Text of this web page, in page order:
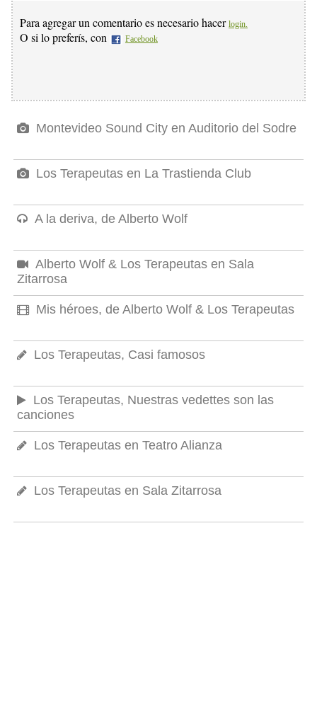
Para agregar un comentario es necesario hacer login.
O si lo preferís, con Facebook
Montevideo Sound City en Auditorio del Sodre
Los Terapeutas en La Trastienda Club
A la deriva, de Alberto Wolf
Alberto Wolf & Los Terapeutas en Sala
Zitarrosa
Mis héroes, de Alberto Wolf & Los Terapeutas
Los Terapeutas, Casi famosos
Los Terapeutas, Nuestras vedettes son las
canciones
Los Terapeutas en Teatro Alianza
Los Terapeutas en Sala Zitarrosa